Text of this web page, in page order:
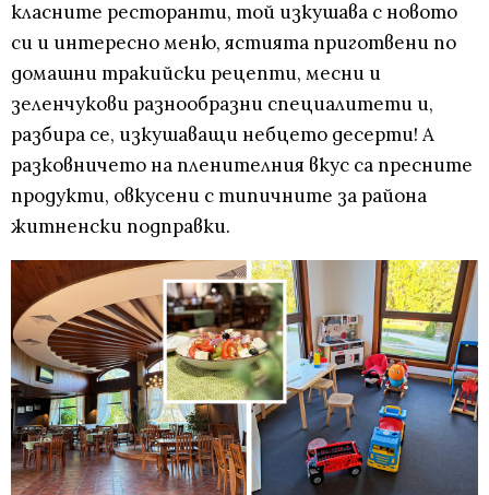
класните ресторанти, той изкушава с новото
си и интересно меню, ястията приготвени по
домашни тракийски рецепти, месни и
зеленчукови разнообразни специалитети и,
разбира се, изкушаващи небцето десерти! А
разковничето на пленителния вкус са пресните
продукти, овкусени с типичните за района
житненски подправки.